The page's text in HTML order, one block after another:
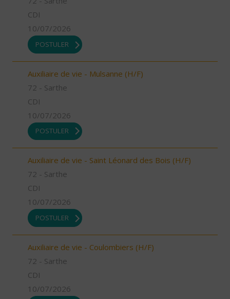
CDI
10/07/2026
POSTULER
Auxiliaire de vie - Mulsanne (H/F)
72 - Sarthe
CDI
10/07/2026
POSTULER
Auxiliaire de vie - Saint Léonard des Bois (H/F)
72 - Sarthe
CDI
10/07/2026
POSTULER
Auxiliaire de vie - Coulombiers (H/F)
72 - Sarthe
CDI
10/07/2026